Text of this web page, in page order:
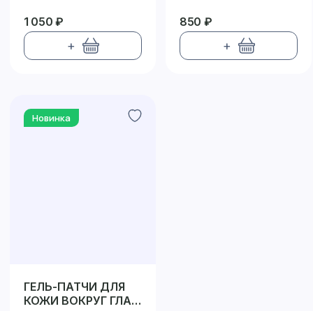
1 050 ₽
+
850 ₽
+
Новинка
ГЕЛЬ-ПАТЧИ ДЛЯ
КОЖИ ВОКРУГ ГЛАЗ